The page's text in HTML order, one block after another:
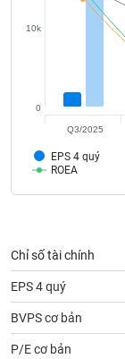
EPS 4 quý
ROEA
0
10k
Q3/2025
Chỉ số tài chính
EPS 4 quý
BVPS cơ bản
P/E cơ bản
liệu